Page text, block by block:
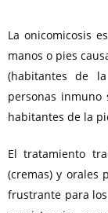
La onicomicosis
manos o pies
(habitantes de
personas inmuno
habitantes de la
El tratamiento
(cremas) y orales
frustrante para